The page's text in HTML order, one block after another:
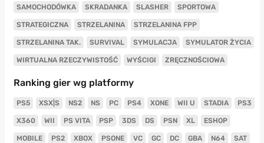
SAMOCHODÓWKA SKRADANKA SLASHER SPORTOWA
STRATEGICZNA STRZELANINA STRZELANINA FPP
STRZELANINA TAK. SURVIVAL SYMULACJA SYMULATOR ŻYCIA
WIRTUALNA RZECZYWISTOŚĆ WYŚCIGI ZRĘCZNOŚCIOWA
Ranking gier wg platformy
PS5 XSX|S NS2 NS PC PS4 XONE WII U STADIA PS3
X360 WII PS VITA PSP 3DS DS PSN XL ESHOP
MOBILE PS2 XBOX PSONE VC GC DC GBA N64 SAT